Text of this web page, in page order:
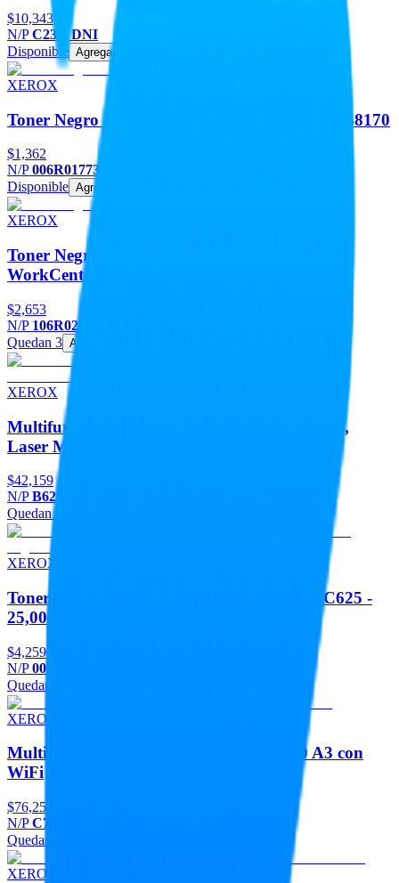
$10,343
N/PC235_DNI
Disponible Agregar
XEROX
Toner Negro Xerox 006R01773 para Altalink B8170
$1,362
N/P006R01773
Disponible Agregar
XEROX
Toner Negro Xerox 106R02782 para Phaser y
WorkCentre
$2,653
N/P 106R02782
Quedan 3 Agregar
XEROX
Multifuncional Xerox Versalink B625, 65PPM,
Laser Monocromatico,
$42,159
N/PB625_DN
Quedan 2
XEROX
Toner Negro Xerox 006R04644 para C620/C625 -
25,000 Páginas
$4,259
N/P006R04644
Quedan 3
XEROX
Multifuncional XEROX Versalink C7130 A3 con
WiFi
$76,258
N/PC7130_D
Quedan 2
XEROX